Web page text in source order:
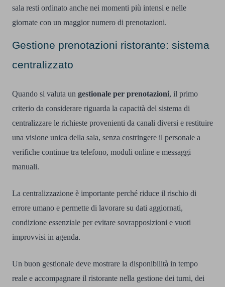
sala resti ordinato anche nei momenti più intensi e nelle
giornate con un maggior numero di prenotazioni.
Gestione prenotazioni ristorante: sistema
centralizzato
Quando si valuta un gestionale per prenotazioni, il primo
criterio da considerare riguarda la capacità del sistema di
centralizzare le richieste provenienti da canali diversi e restituire
una visione unica della sala, senza costringere il personale a
verifiche continue tra telefono, moduli online e messaggi
manuali.
La centralizzazione è importante perché riduce il rischio di
errore umano e permette di lavorare su dati aggiornati,
condizione essenziale per evitare sovrapposizioni e vuoti
improvvisi in agenda.
Un buon gestionale deve mostrare la disponibilità in tempo
reale e accompagnare il ristorante nella gestione dei turni, dei